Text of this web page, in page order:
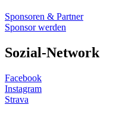
Sponsoren & Partner
Sponsor werden
Sozial-Network
Facebook
Instagram
Strava